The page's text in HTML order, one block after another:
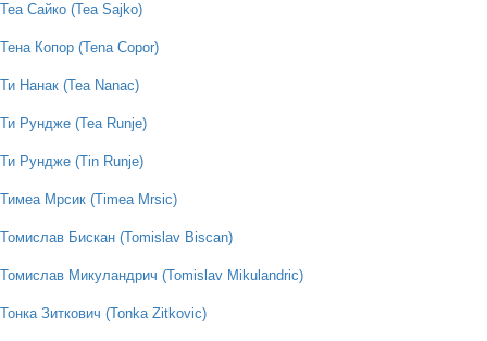
Теа Сайко (Tea Sajko)
Тена Копор (Tena Copor)
Ти Нанак (Tea Nanac)
Ти Рундже (Tea Runje)
Ти Рундже (Tin Runje)
Тимеа Мрсик (Timea Mrsic)
Томислав Бискан (Tomislav Biscan)
Томислав Микуландрич (Tomislav Mikulandric)
Тонка Зиткович (Tonka Zitkovic)